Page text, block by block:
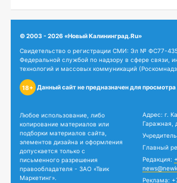
© 2003 - 2026 «Новый Калининград.Ru»
Свидетельство о регистрации СМИ: Эл № ФС77-
Федеральной службой по надзору в сфере связи,
технологий и массовых коммуникаций
18+ Данный сайт не предназначен для
Любое использование, либо
копирование материалов или
подборки материалов сайта,
элементов дизайна и оформления
допускается только с
письменного разрешения
правообладателя - ЗАО «Твик
Маркетинг».
Адрес: г.
Гаражная,
Главный
Редакция:
Реклама: